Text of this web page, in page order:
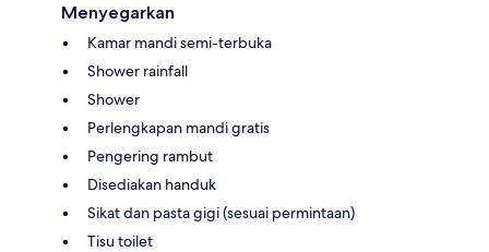
Menyegarkan
Kamar mandi semi-terbuka
Shower rainfall
Shower
Perlengkapan mandi gratis
Pengering rambut
Disediakan handuk
Sikat dan pasta gigi (sesuai permintaan)
Tisu toilet